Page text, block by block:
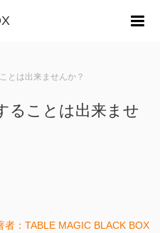
とは出来ませんか？
ることは出来ませ
者：TABLE MAGIC BLACK BOX